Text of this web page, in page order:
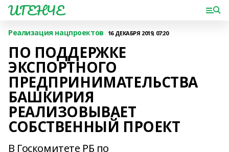
ИГЕНЧЕ
Реализация нацпроектов 16 ДЕКАБРЯ 2019, 07:20
ПО ПОДДЕРЖКЕ
ЭКСПОРТНОГО
ПРЕДПРИНИМАТЕЛЬСТВА
БАШКИРИЯ
РЕАЛИЗОВЫВАЕТ
СОБСТВЕННЫЙ ПРОЕКТ
В Госкомитете РБ по